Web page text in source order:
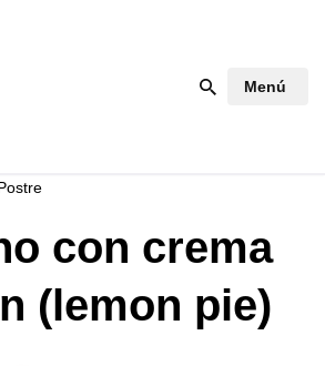
Menú
con crema
(lemon pie)